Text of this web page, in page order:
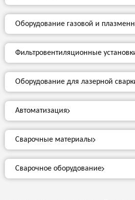
Оборудование газовой и
Фильтровентиляционные
Оборудование для лазерной
Автоматизация
Сварочные материалы
Сварочное оборудование